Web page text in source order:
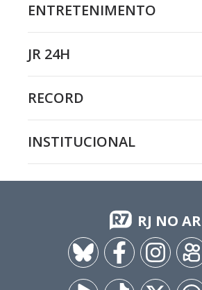
ENTRETENIMENTO
JR 24H
RECORD
INSTITUCIONAL
RJ NO AR